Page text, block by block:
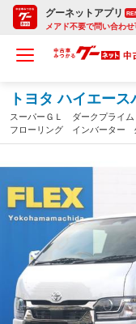
グーネットアプリ
メアド不要で問い合わせ
トヨタ ハイエース
スーパーＧＬ ダークプライ
フローリング インバータ
－１ １６インチ ダンロッ